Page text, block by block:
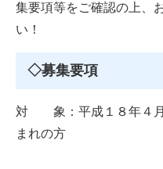
集要項等をご確認の上、
い！
◇募集要項
対 象：平成１８年４月
まれの方